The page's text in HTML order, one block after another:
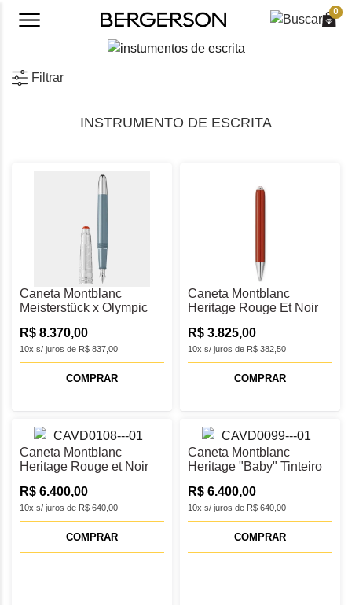
0
Filtrar
INSTRUMENTO DE ESCRITA
Caneta Montblanc
Meisterstück x Olympic
Doué Classique Tinteiro
F - MB131366
10x s/ juros de R$ 837,00
R$ 8.370,00
COMPRAR
Caneta Montblanc
Heritage Rouge Et Noir
MB127858
10x s/ juros de R$ 382,50
R$ 3.825,00
COMPRAR
Caneta Montblanc
Heritage Rouge et Noir
MB127856
10x s/ juros de R$ 640,00
R$ 6.400,00
COMPRAR
Caneta Montblanc
Heritage "Baby" Tinteiro
10x s/ juros de R$ 640,00
R$ 6.400,00
COMPRAR